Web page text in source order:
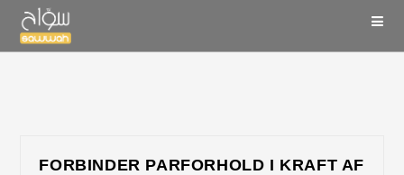
FORBINDER PARFORHOLD I KRAFT AF